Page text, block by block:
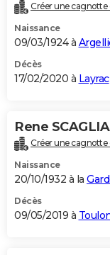
Créer une cagnotte
Naissance
09/03/1924 à
Décès
17/02/2020 à Layrac
Rene SCAGLIA
Créer une cagnotte
Naissance
20/10/1932 à la
Décès
09/05/2019 à